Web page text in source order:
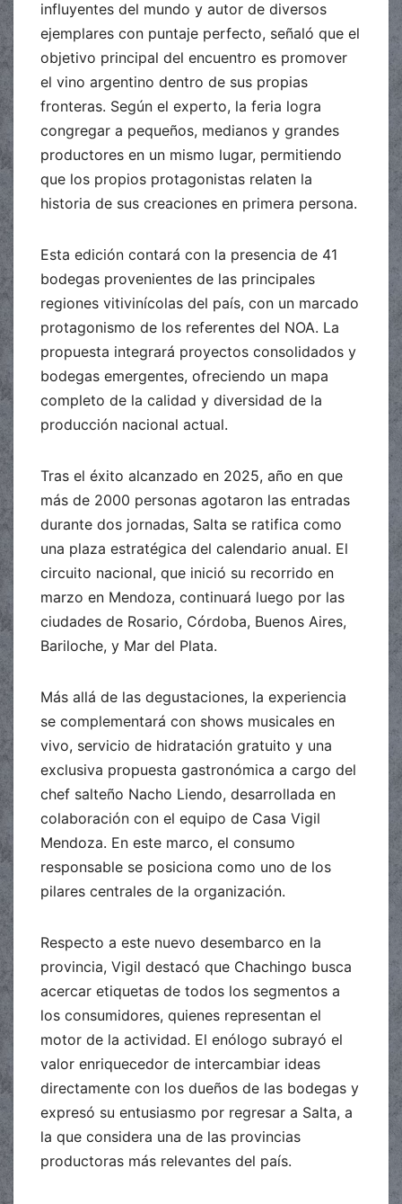
influyentes del mundo y autor de diversos
ejemplares con puntaje perfecto, señaló que el
objetivo principal del encuentro es promover
el vino argentino dentro de sus propias
fronteras. Según el experto, la feria logra
congregar a pequeños, medianos y grandes
productores en un mismo lugar, permitiendo
que los propios protagonistas relaten la
historia de sus creaciones en primera persona.
Esta edición contará con la presencia de 41
bodegas provenientes de las principales
regiones vitivinícolas del país, con un marcado
protagonismo de los referentes del NOA. La
propuesta integrará proyectos consolidados y
bodegas emergentes, ofreciendo un mapa
completo de la calidad y diversidad de la
producción nacional actual.
Tras el éxito alcanzado en 2025, año en que
más de 2000 personas agotaron las entradas
durante dos jornadas, Salta se ratifica como
una plaza estratégica del calendario anual. El
circuito nacional, que inició su recorrido en
marzo en Mendoza, continuará luego por las
ciudades de Rosario, Córdoba, Buenos Aires,
Bariloche, y Mar del Plata.
Más allá de las degustaciones, la experiencia
se complementará con shows musicales en
vivo, servicio de hidratación gratuito y una
exclusiva propuesta gastronómica a cargo del
chef salteño Nacho Liendo, desarrollada en
colaboración con el equipo de Casa Vigil
Mendoza. En este marco, el consumo
responsable se posiciona como uno de los
pilares centrales de la organización.
Respecto a este nuevo desembarco en la
provincia, Vigil destacó que Chachingo busca
acercar etiquetas de todos los segmentos a
los consumidores, quienes representan el
motor de la actividad. El enólogo subrayó el
valor enriquecedor de intercambiar ideas
directamente con los dueños de las bodegas y
expresó su entusiasmo por regresar a Salta, a
la que considera una de las provincias
productoras más relevantes del país.